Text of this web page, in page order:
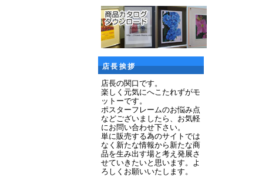
店長挨拶
店長の関口です。
楽しく元気にへこたれずがモ
ットーです。
ポスターフレームのお悩み点
などございましたら、お気軽
にお問い合わせ下さい。
単に販売する為のサイトでは
なく新たな情報から新たな商
品を生み出す場と考え発展さ
せていきたいと思います。よ
ろしくお願いいたします。